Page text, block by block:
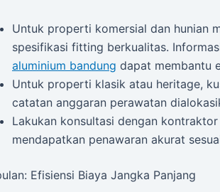
Untuk properti komersial dan hunian
spesifikasi fitting berkualitas.
aluminium bandung dapat membantu
Untuk properti klasik atau heritage,
catatan anggaran perawatan
Lakukan konsultasi dengan
mendapatkan penawaran akurat
Efisiensi Biaya Jangka Panjang